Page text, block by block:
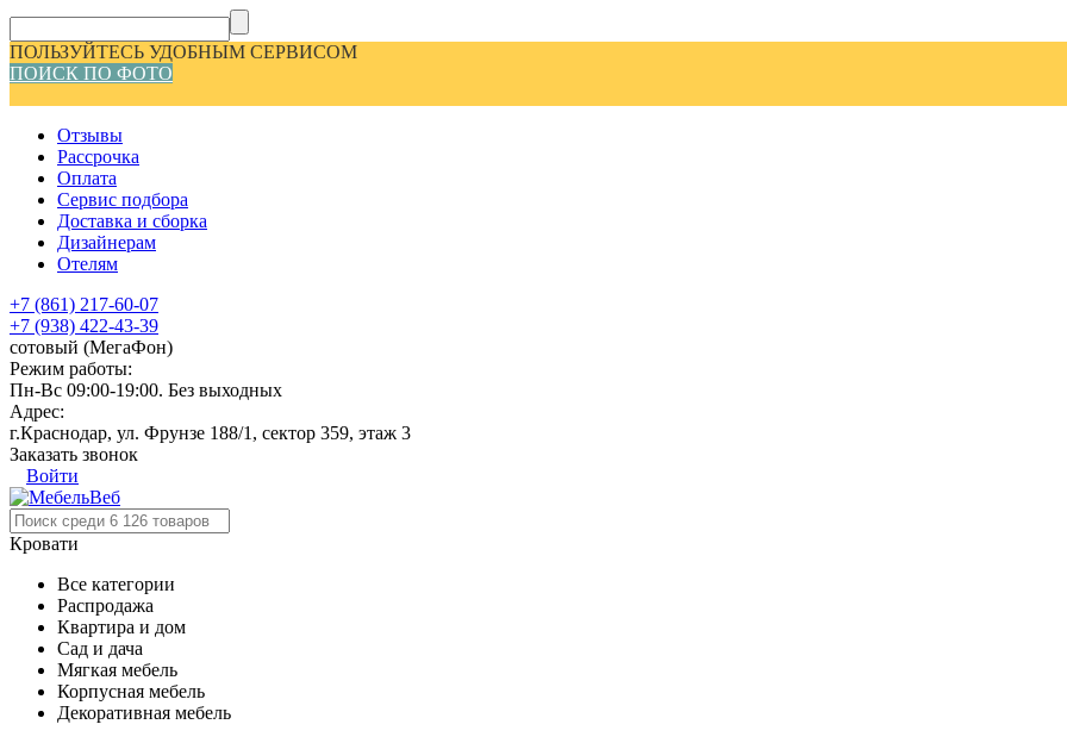
ПОЛЬЗУЙТЕСЬ УДОБНЫМ СЕРВИСОМ
ПОИСК ПО ФОТО
Отзывы
Рассрочка
Оплата
Сервис подбора
Доставка и сборка
Дизайнерам
Отелям
+7 (861) 217-60-07
+7 (938) 422-43-39
сотовый (МегаФон)
Режим работы:
Пн-Вс 09:00-19:00. Без выходных
Адрес:
г.Краснодар, ул. Фрунзе 188/1, сектор 359, этаж 3
Заказать звонок
Войти
Кровати
Все категории
Распродажа
Квартира и дом
Сад и дача
Мягкая мебель
Корпусная мебель
Декоративная мебель